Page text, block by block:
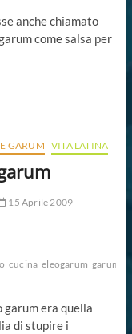
anche chiamato
come salsa per
GARUM VITA LATINA
15 Aprile 2009
cucina eleogarum garum
era quella
di stupire i